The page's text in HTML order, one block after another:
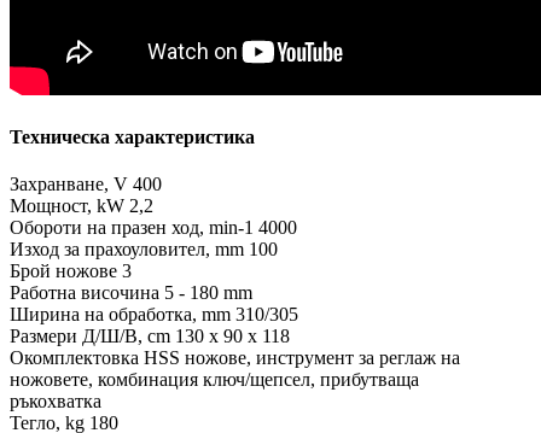
Техническа характеристика
Захранване, V 400
Мощност, kW 2,2
Обороти на празен ход, min-1 4000
Изход за прахоуловител, mm 100
Брой ножове 3
Работна височина 5 - 180 mm
Ширина на обработка, mm 310/305
Размери Д/Ш/В, cm 130 x 90 x 118
Окомплектовка HSS ножове, инструмент за реглаж на
ножовете, комбинация ключ/щепсел, прибутваща
ръкохватка
Тегло, kg 180